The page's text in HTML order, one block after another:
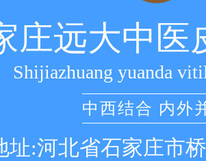
庄远大中医
Shijiazhuang yuanda
中西结合 内外
址:河北省石家庄市